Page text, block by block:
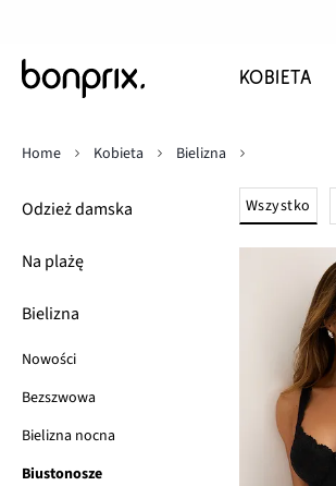
KOBIETA
Odzież damska
Na plażę
Bielizna
Nowości
Bezszwowa
Bielizna nocna
Biustonosze
Home Kobieta Bielizna
Wszystko